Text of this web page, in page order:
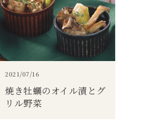
2021/07/16
焼き牡蠣のオイル漬とグ
リル野菜